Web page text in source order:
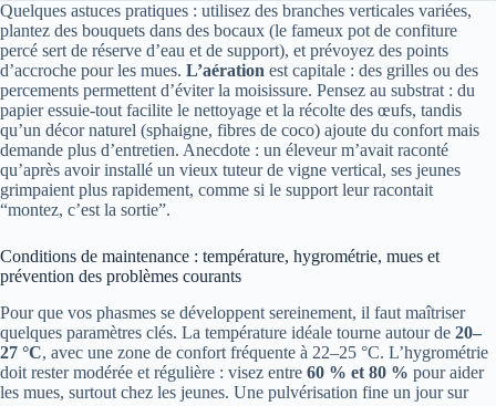
Quelques astuces pratiques : utilisez des branches verticales variées,
plantez des bouquets dans des bocaux (le fameux pot de confiture
percé sert de réserve d’eau et de support), et prévoyez des points
d’accroche pour les mues. L’aération est capitale : des grilles ou des
percements permettent d’éviter la moisissure. Pensez au substrat : du
papier essuie‑tout facilite le nettoyage et la récolte des œufs, tandis
qu’un décor naturel (sphaigne, fibres de coco) ajoute du confort mais
demande plus d’entretien. Anecdote : un éleveur m’avait raconté
qu’après avoir installé un vieux tuteur de vigne vertical, ses jeunes
grimpaient plus rapidement, comme si le support leur racontait
“montez, c’est la sortie”.
Conditions de maintenance : température, hygrométrie, mues et
prévention des problèmes courants
Pour que vos phasmes se développent sereinement, il faut maîtriser
quelques paramètres clés. La température idéale tourne autour de 20–
27 °C, avec une zone de confort fréquente à 22–25 °C. L’hygrométrie
doit rester modérée et régulière : visez entre 60 % et 80 % pour aider
les mues, surtout chez les jeunes. Une pulvérisation fine un jour sur